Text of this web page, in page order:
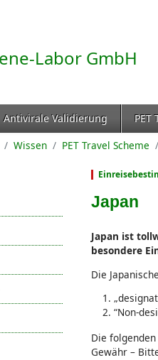
Antivirale Validierung PET
Wissen PET Travel Scheme
Japan
Japan ist
besondere
Die
„
“Non-
Die
Gewähr –